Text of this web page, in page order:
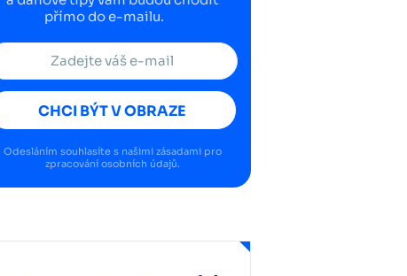
přímo do e-mailu.
CHCI BÝT V OBRAZE
Odesláním souhlasíte s našimi zásadami pro
zpracování osobních údajů.